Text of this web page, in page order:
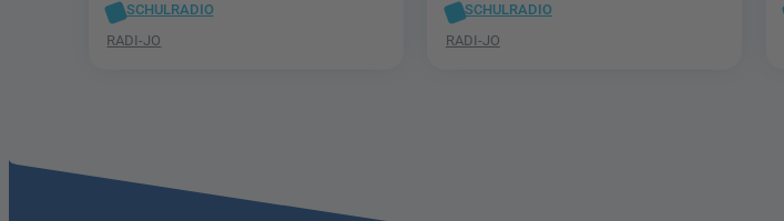
SCHULRADIO
RADI-JO
SCHULRADIO
RADI-JO